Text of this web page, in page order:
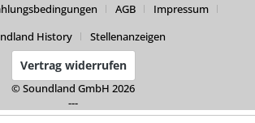
AGB
Impressum
History
Stellenanzeigen
Vertrag widerrufen
© Soundland GmbH 2026
---